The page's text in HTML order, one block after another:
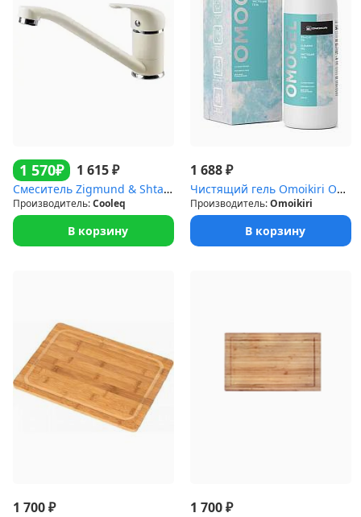
1 570₽ 1 615₽
Смеситель Zigmund & Shtain 0200 ZS ИНД.ВАНИЛЬ
Производитель:Cooleq
В корзину
1 688₽
Чистящий гель Omoikiri OMOGEL
Производитель:Omoikiri
В корзину
1 700₽ 1 700₽